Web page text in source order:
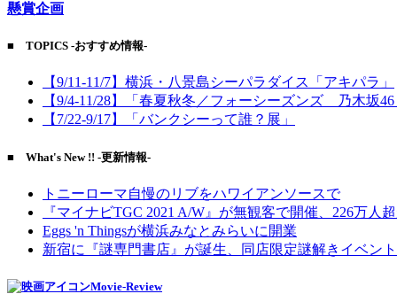
懸賞企画
■ TOPICS -おすすめ情報-
【9/11-11/7】横浜・八景島シーパラダイス「アキパラ」
【9/4-11/28】「春夏秋冬／フォーシーズンズ 乃木坂46
【7/22-9/17】「バンクシーって誰？展」
■ What's New !! -更新情報-
トニーローマ自慢のリブをハワイアンソースで
『マイナビTGC 2021 A/W』が無観客で開催、226万人
Eggs 'n Thingsが横浜みなとみらいに開業
新宿に『謎専門書店』が誕生、同店限定謎解きイベン
Movie-Review